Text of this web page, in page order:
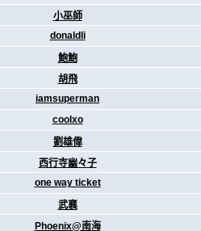
小巫師
donaldli
鮑鮑
胡飛
iamsuperman
coolxo
劉雄偉
西行寺幽々子
one way ticket
武襄
Phoenix@南海